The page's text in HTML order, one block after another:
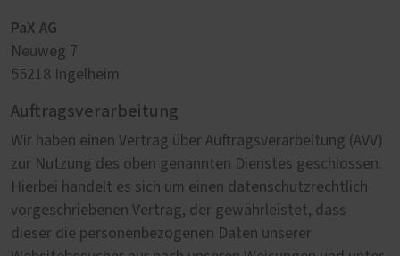
PaX AG
Neuweg 7
55218 Ingelheim
Auftragsverarbeitung
Wir haben einen Vertrag über Auftragsverarbeitung (AVV)
zur Nutzung des oben genannten Dienstes geschlossen.
Hierbei handelt es sich um einen datenschutzrechtlich
vorgeschriebenen Vertrag, der gewährleistet, dass
dieser die personenbezogenen Daten unserer